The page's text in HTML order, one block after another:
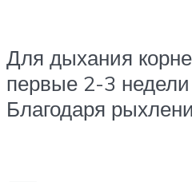
Для дыхания
первые 2-3
Благодаря